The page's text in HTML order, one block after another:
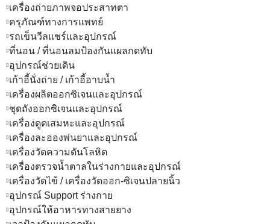
เครื่องถ่ายภาพจอประสาทตา
ครุภัณฑ์ทางการแพทย์
รถเข็นวีลแชร์และอุปกรณ์
ที่นอน / ที่นอนลมป้องกันแผลกดทับ
อุปกรณ์ช่วยเดิน
เก้าอี้นั่งถ่าย / เก้าอี้อาบน้ำ
เครื่องผลิตออกซิเจนและอุปกรณ์
ชุดถังออกซิเจนและอุปกรณ์
เครื่องดูดเสมหะและอุปกรณ์
เครื่องละอองพ่นยาและอุปกรณ์
เครื่องวัดความดันโลหิต
เครื่องตรวจน้ำตาลในร่างกายและอุปกรณ์
เครื่องวัดไข้ / เครื่องวัดออก-ซิเจนปลายนิ้ว
อุปกรณ์ Support ร่างกาย
อุปกรณ์ให้อาหารทางสายยาง